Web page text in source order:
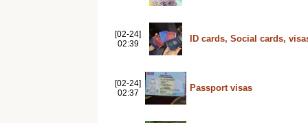
[02-24]
02:39
ID cards, Social cards,
[02-24]
02:37
Passport visas